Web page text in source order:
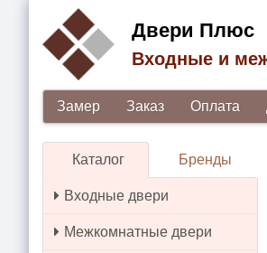
Двери Плюс
Входные и
Замер Заказ Оплата
Каталог Бренды
Входные двери
Межкомнатные двери